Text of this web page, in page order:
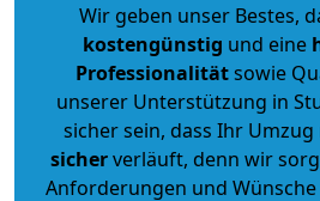
Wir geben unser Bestes,
kostengünstig und eine
Professionalitätsowie
unserer Unterstützung in
sicher sein, dass Ihr Umzug
sicherverläuft, denn wir
Anforderungen und